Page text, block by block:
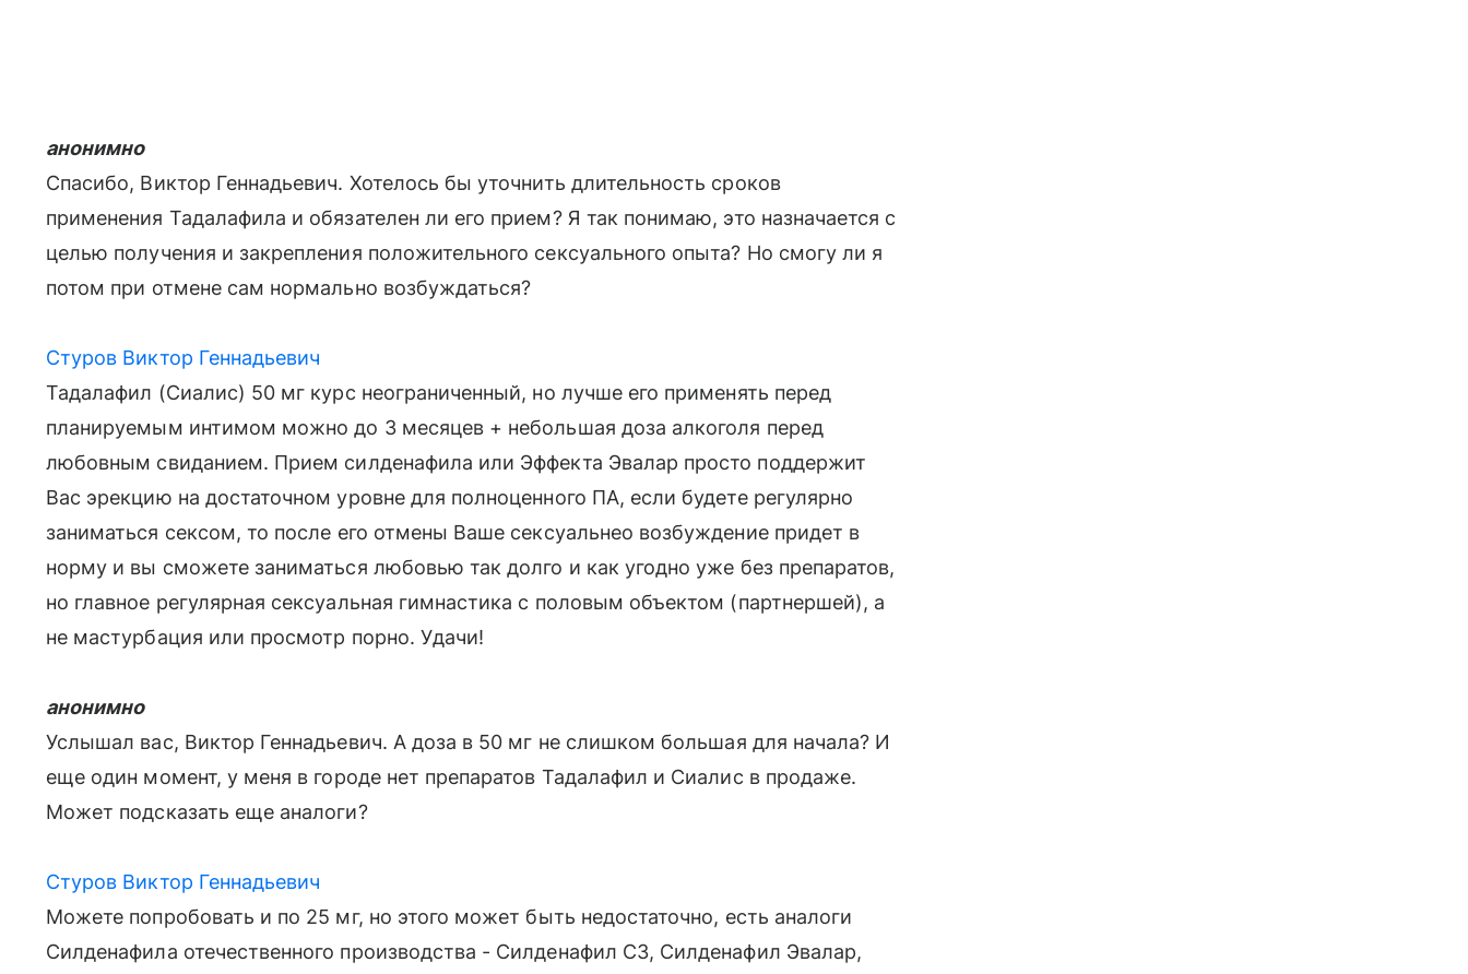
анонимно
Спасибо, Виктор Геннадьевич. Хотелось бы уточнить длительность сроков
применения Тадалафила и обязателен ли его прием? Я так понимаю, это назначается с
целью получения и закрепления положительного сексуального опыта? Но смогу ли я
потом при отмене сам нормально возбуждаться?
Стуров Виктор Геннадьевич
Тадалафил (Сиалис) 50 мг курс неограниченный, но лучше его применять перед
планируемым интимом можно до 3 месяцев + небольшая доза алкоголя перед
любовным свиданием. Прием силденафила или Эффекта Эвалар просто поддержит
Вас эрекцию на достаточном уровне для полноценного ПА, если будете регулярно
заниматься сексом, то после его отмены Ваше сексуальнео возбуждение придет в
норму и вы сможете заниматься любовью так долго и как угодно уже без препаратов,
но главное регулярная сексуальная гимнастика с половым объектом (партнершей), а
не мастурбация или просмотр порно. Удачи!
анонимно
Услышал вас, Виктор Геннадьевич. А доза в 50 мг не слишком большая для начала? И
еще один момент, у меня в городе нет препаратов Тадалафил и Сиалис в продаже.
Может подсказать еще аналоги?
Стуров Виктор Геннадьевич
Можете попробовать и по 25 мг, но этого может быть недостаточно, есть аналоги
Силденафила отечественного производства - Силденафил СЗ, Силденафил Эвалар,